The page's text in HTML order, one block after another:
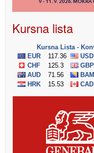
Kursna lista